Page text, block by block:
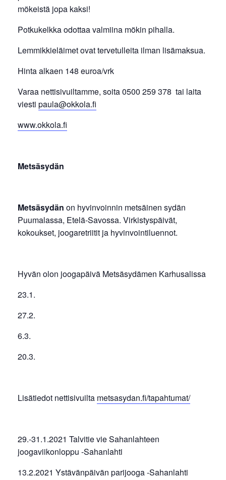
mökeistä jopa kaksi!
Potkukelkka odottaa valmiina mökin pihalla.
Lemmikkieläimet ovat tervetulleita ilman lisämaksua.
Hinta alkaen 148 euroa/vrk
Varaa nettisivuiltamme, soita 0500 259 378 tai laita
viesti paula@okkola.fi
www.okkola.fi
Metsäsydän
Metsäsydän on hyvinvoinnin metsäinen sydän
Puumalassa, Etelä-Savossa. Virkistyspäivät,
kokoukset, joogaretriitit ja hyvinvointiluennot.
Hyvän olon joogapäivä Metsäsydämen Karhusalissa
23.1.
27.2.
6.3.
20.3.
Lisätiedot nettisivuilta metsasydan.fi/tapahtumat/
29.-31.1.2021 Talvitie vie Sahanlahteen
joogaviikonloppu -Sahanlahti
13.2.2021 Ystävänpäivän parijooga -Sahanlahti